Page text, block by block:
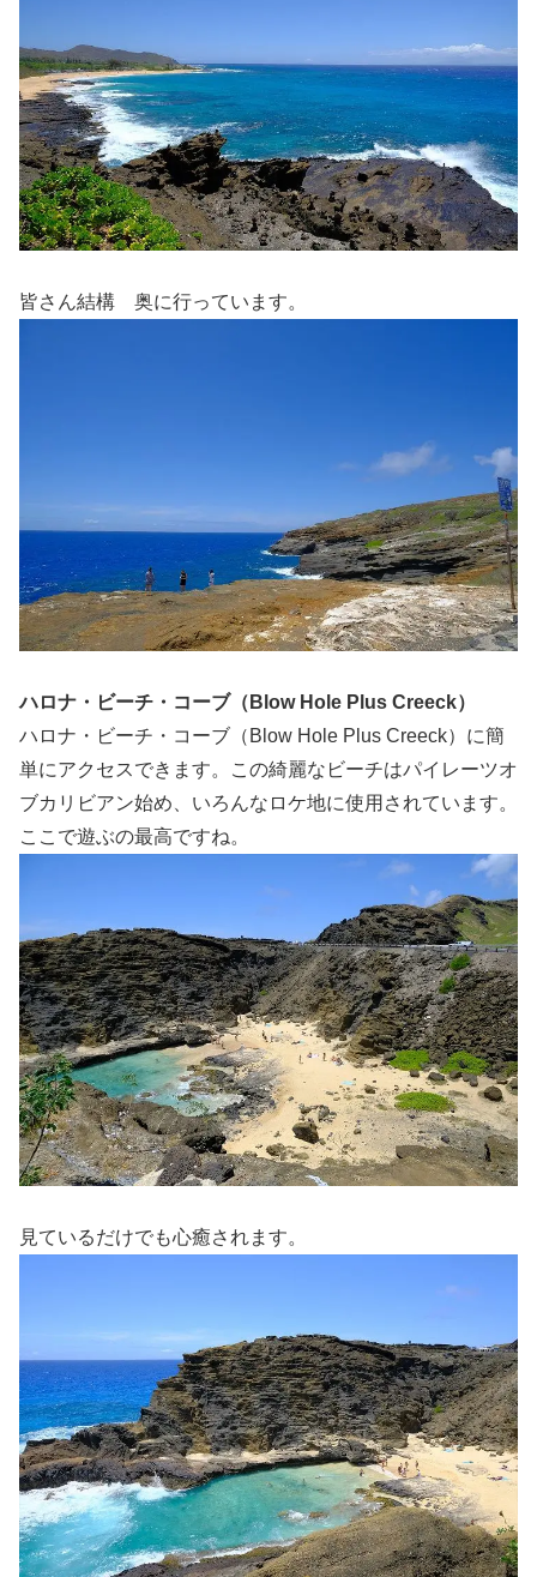
皆さん結構 奥に行っています。
ハロナ・ビーチ・コーブ（Blow Hole Plus Creeck）
ハロナ・ビーチ・コーブ（Blow Hole Plus Creeck）に簡
単にアクセスできます。この綺麗なビーチはパイレーツオ
ブカリビアン始め、いろんなロケ地に使用されています。
ここで遊ぶの最高ですね。
見ているだけでも心癒されます。